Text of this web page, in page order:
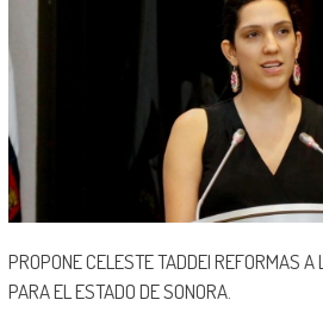
PROPONE CELESTE TADDEI REFORMAS A
PARA EL ESTADO DE SONORA.